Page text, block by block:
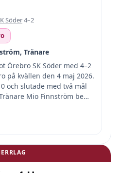
Söder4–2
Tränare
Örebro SK Söder med 4–2
på kvällen den 4 maj 2026.
och slutade med två mål
Mio Finnström be…